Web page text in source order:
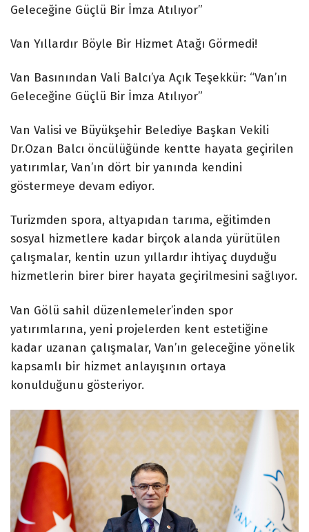
Geleceğine Güçlü Bir İmza Atılıyor”
Van Yıllardır Böyle Bir Hizmet Atağı Görmedi!
Van Basınından Vali Balcı’ya Açık Teşekkür: “Van’ın
Geleceğine Güçlü Bir İmza Atılıyor”
Van Valisi ve Büyükşehir Belediye Başkan Vekili
Dr.Ozan Balcı öncülüğünde kentte hayata geçirilen
yatırımlar, Van’ın dört bir yanında kendini
göstermeye devam ediyor.
Turizmden spora, altyapıdan tarıma, eğitimden
sosyal hizmetlere kadar birçok alanda yürütülen
çalışmalar, kentin uzun yıllardır ihtiyaç duyduğu
hizmetlerin birer birer hayata geçirilmesini sağlıyor.
Van Gölü sahil düzenlemeler’inden spor
yatırımlarına, yeni projelerden kent estetiğine
kadar uzanan çalışmalar, Van’ın geleceğine yönelik
kapsamlı bir hizmet anlayışının ortaya
konulduğunu gösteriyor.